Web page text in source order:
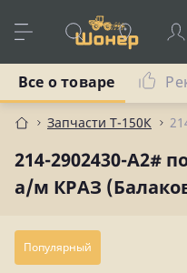
Запчасти Т-150К
214-2902430-А2#
а/м КРАЗ
Все о товаре
Популярный